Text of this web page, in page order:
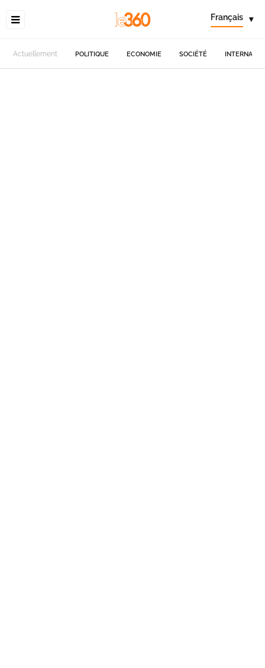
Français ▾
Actuellement POLITIQUE ECONOMIE SOCIÉTÉ